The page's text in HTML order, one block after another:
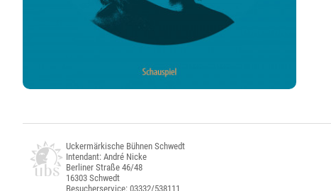
Uckermärkische Bühnen Schwedt
Intendant: André Nicke
Berliner Straße 46/48
16303 Schwedt
Besucherservice: 03332/538111